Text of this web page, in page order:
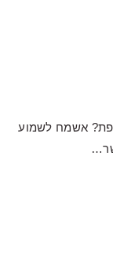
אשמח לשמוע